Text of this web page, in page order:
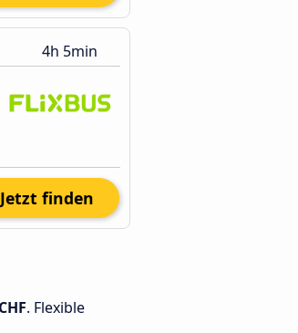
4h 5min
Jetzt finden
. Flexible